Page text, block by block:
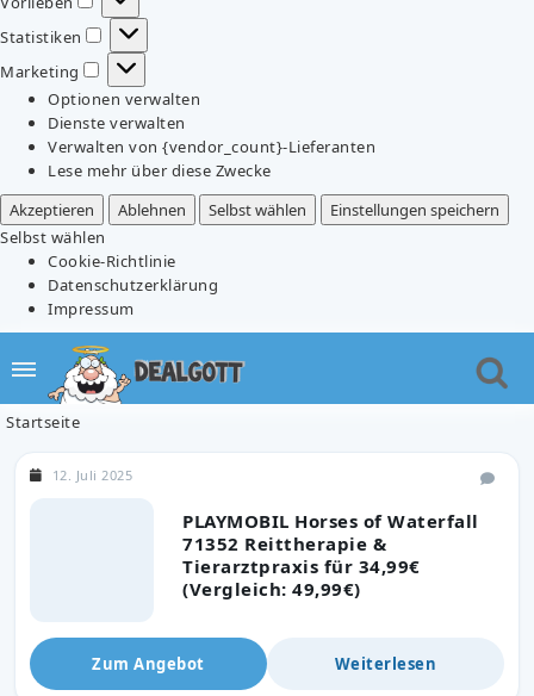
Vorlieben
Statistiken
Statistiken
Marketing
Marketing
Optionen verwalten
Dienste verwalten
Verwalten von {vendor_count}-Lieferanten
Lese mehr über diese Zwecke
Akzeptieren
Ablehnen Selbst wählen
Einstellungen speichern
Selbst wählen
Cookie-Richtlinie
Datenschutzerklärung
Impressum
Startseite
PLAYMOBIL Horses of Waterfall
71352 Reittherapie &
Tierarztpraxis für 34,99€
(Vergleich: 49,99€)
12. Juli 2025
Zum Angebot Weiterlesen